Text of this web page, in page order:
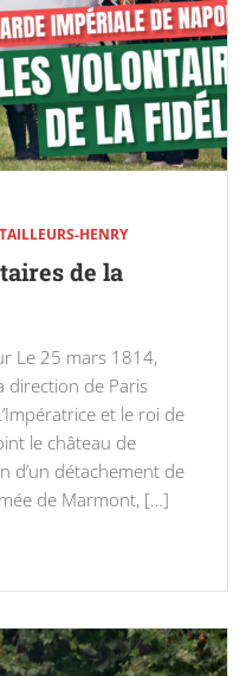
HENRY
de la
Le 25 mars 1814,
direction de Paris
et le roi de
le château de
d’un détachement de
de Marmont, […]